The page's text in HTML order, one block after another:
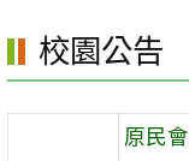
校園公告
原民